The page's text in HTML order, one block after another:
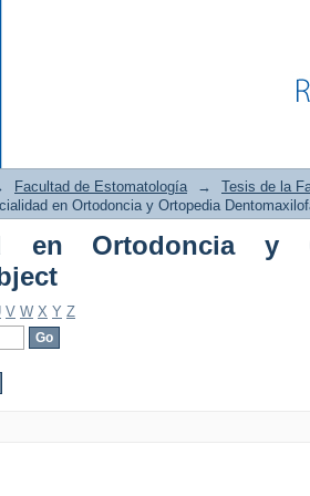
Ortodoncia y
Facultad de Estomatología → Tesis de la
en Ortodoncia y Ortopedia
en Ortodoncia y
V W X Y Z